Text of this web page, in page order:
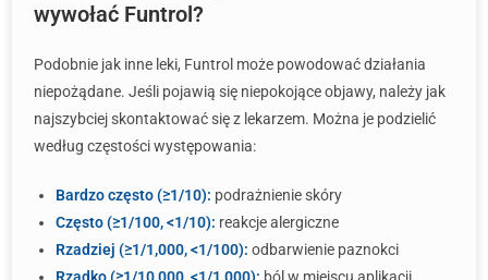
wywołać Funtrol?
Podobnie jak inne leki, Funtrol może powodować działania
niepożądane. Jeśli pojawią się niepokojące objawy, należy jak
najszybciej skontaktować się z lekarzem. Można je podzielić
według częstości występowania:
Bardzo często (≥1/10): podrażnienie skóry
Często (≥1/100, <1/10): reakcje alergiczne
Rzadziej (≥1/1,000, <1/100): odbarwienie paznokci